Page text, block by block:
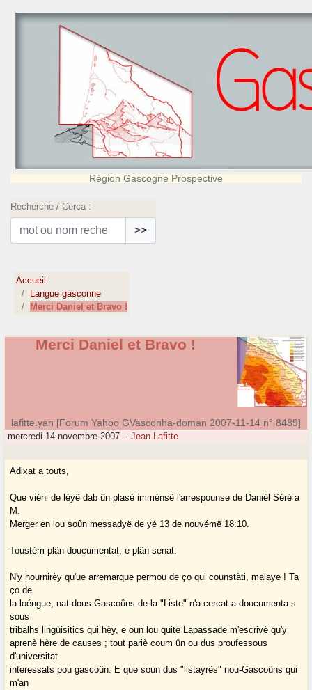
Région Gascogne Prospective
Recherche / Cerca :
>>
Accueil
Langue gasconne
Merci Daniel et Bravo !
Merci Daniel et Bravo !
lafitte.yan [Forum Yahoo GVasconha-doman 2007-11-14 n° 8489]
mercredi 14 novembre 2007 - Jean Lafitte
Adixat a touts,
Que viéni de léyë dab ûn plasé imménsë l'arrespounse de Danièl Séré a
M.
Merger en lou soûn messadyë de yé 13 de nouvémë 18:10.
Toustém plân doucumentat, e plân senat.
N'y hournirèy qu'ue arremarque permou de ço qui counstàti, malaye ! Ta
ço de
la loéngue, nat dous Gascoûns de la "Liste" n'a cercat a doucumenta-s
sous
tribalhs lingüisitics qui hèy, e oun lou quitë Lapassade m'escrivè qu'y
aprenè hère de causes ; tout pariè coum ûn ou dus proufessous
d'universitat
interessats pou gascoûn. E que soun dus "listayrës" nou-Gascoûns qui
m'an